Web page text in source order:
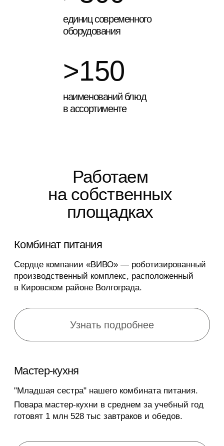
в Кировском районе Волгограда.
"Младшая сестра" нашего комбината питания.
Повара мастер-кухни в среднем за учебный год
готовят 1 млн 528 тыс завтраков и обедов.